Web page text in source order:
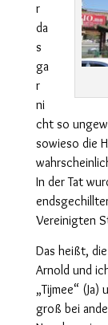
r
da
s
ga
r
ni
cht so
sowieso die
In der Tat
Vereinigten
Das heißt,
Arnold und
„Tijmee“
groß bei